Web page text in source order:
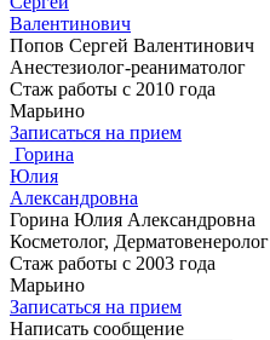
Валентинович
Попов Сергей Валентинович
Анестезиолог-реаниматолог
Стаж работы с 2010 года
Марьино
Записаться на прием
Горина
Юлия
Александровна
Горина Юлия Александровна
Косметолог, Дерматовенеролог
Стаж работы с 2003 года
Марьино
Записаться на прием
Написать сообщение